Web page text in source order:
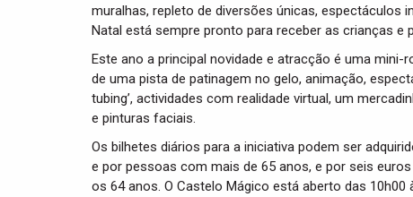
muralhas, repleto de diversões únicas, espectáculos
Natal está sempre pronto para receber as crianças e
Este ano a principal novidade e atracção é uma
de uma pista de patinagem no gelo, animação,
tubing’, actividades com realidade virtual, um
e pinturas faciais.
Os bilhetes diários para a iniciativa podem ser
e por pessoas com mais de 65 anos, e por seis
os 64 anos. O Castelo Mágico está aberto das